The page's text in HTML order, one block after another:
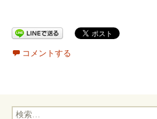
コメントする
検